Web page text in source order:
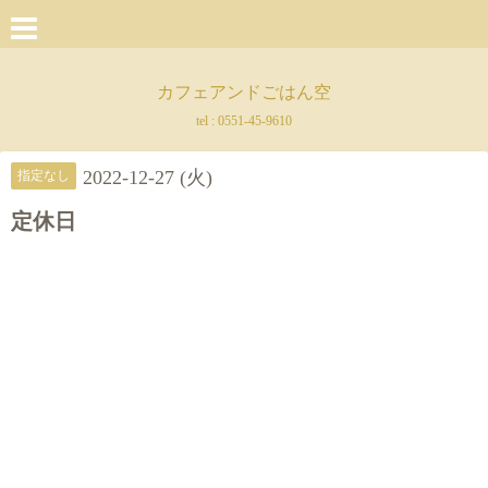
カフェアンドごはん空
tel : 0551-45-9610
指定なし 2022-12-27 (火)
定休日